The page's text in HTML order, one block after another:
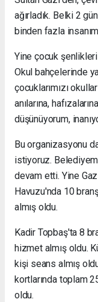
ağırladık. Belki 2
binden fazla
Yine çocuk şenlikleri
Okul bahçelerinde
çocuklarımızı
anılarına,
düşünüyorum,
Bu organizasyonu
istiyoruz.
devam etti. Yine
Havuzu'nda 10
almış oldu.
Kadir Topbaş'ta 8
hizmet almış oldu.
kişi seans almış
kortlarında toplam
oldu.